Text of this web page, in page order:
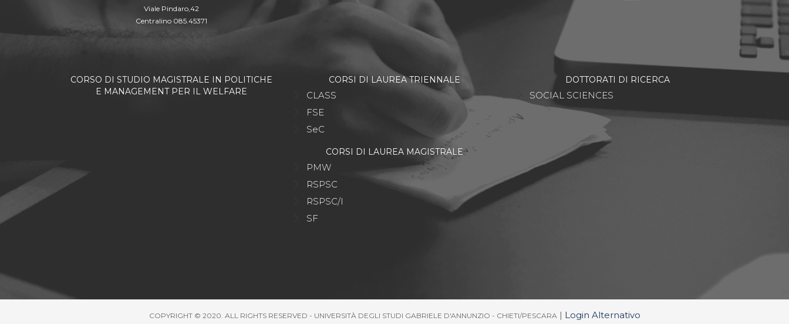
Viale Pindaro,42
Centralino 085.45371
CORSO DI STUDIO MAGISTRALE IN POLITICHE
E MANAGEMENT PER IL WELFARE
CORSI DI LAUREA TRIENNALE
CLASS
FSE
SeC
CORSI DI LAUREA MAGISTRALE
PMW
RSPSC
RSPSC/I
SF
DOTTORATI DI RICERCA
SOCIAL SCIENCES
COPYRIGHT © 2020. ALL RIGHTS RESERVED - UNIVERSITÀ DEGLI STUDI GABRIELE D'ANNUNZIO - CHIETI/PESCARA| Login Alternativo